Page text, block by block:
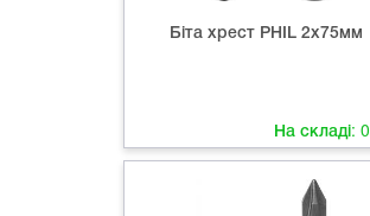
Біта хрест РНIL 2х75мм
На складі: 0